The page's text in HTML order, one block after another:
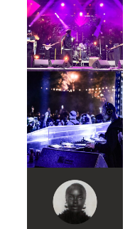
Amateur-e /Fan
Contributeur-trice
Fournisseur
Artiste
CAPTCHA